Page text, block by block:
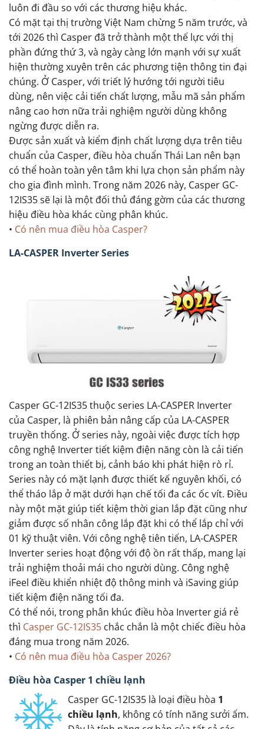
luôn đi đầu so với các thương hiệu khác.
Có mặt tại thị trường Việt Nam chừng 5 năm trước, và
tới 2026 thì Casper đã trở thành một thế lực với thị
phần đứng thứ 3, và ngày càng lớn mạnh với sự xuất
hiện thường xuyên trên các phương tiện thông tin đại
chúng. Ở Casper, với triết lý hướng tới người tiêu
dùng, nên việc cải tiến chất lượng, mẫu mã sản phẩm
nâng cao hơn nữa trải nghiệm người dùng không
ngừng được diễn ra.
Được sản xuất và kiểm định chất lượng dựa trên tiêu
chuẩn của Casper, điều hòa chuẩn Thái Lan nên bạn
có thể hoàn toàn yên tâm khi lựa chọn sản phẩm này
cho gia đình mình. Trong năm 2026 này, Casper GC-
12IS35 sẽ lại là một đối thủ đáng gờm của các thương
hiệu điều hòa khác cùng phân khúc.
• Có nên mua điều hòa Casper?
LA-CASPER Inverter Series
Casper GC-12IS35 thuộc series LA-CASPER Inverter
của Casper, là phiên bản nâng cấp của LA-CASPER
truyền thống. Ở series này, ngoài việc được tích hợp
công nghệ Inverter tiết kiệm điện năng còn là cải tiến
trong an toàn thiết bị, cảnh báo khi phát hiện rò rỉ.
Series này có mặt lạnh được thiết kế nguyên khối, có
thể tháo lắp ở mặt dưới hạn chế tối đa các ốc vít. Điều
này một mặt giúp tiết kiệm thời gian lắp đặt cũng như
giảm được số nhân công lắp đặt khi có thể lắp chỉ với
01 kỹ thuật viên. Với công nghệ tiên tiến, LA-CASPER
Inverter series hoạt động với độ ồn rất thấp, mang lại
trải nghiệm thoải mái cho người dùng. Công nghệ
iFeel điều khiển nhiệt độ thông minh và iSaving giúp
tiết kiệm điện năng tối đa.
Có thể nói, trong phân khúc điều hòa Inverter giá rẻ
thì Casper GC-12IS35 chắc chắn là một chiếc điều hòa
đáng mua trong năm 2026.
• Có nên mua điều hòa Casper 2026?
Điều hòa Casper 1 chiều lạnh
Casper GC-12IS35 là loại điều hòa 1
chiều lạnh, không có tính năng sưởi ấm.